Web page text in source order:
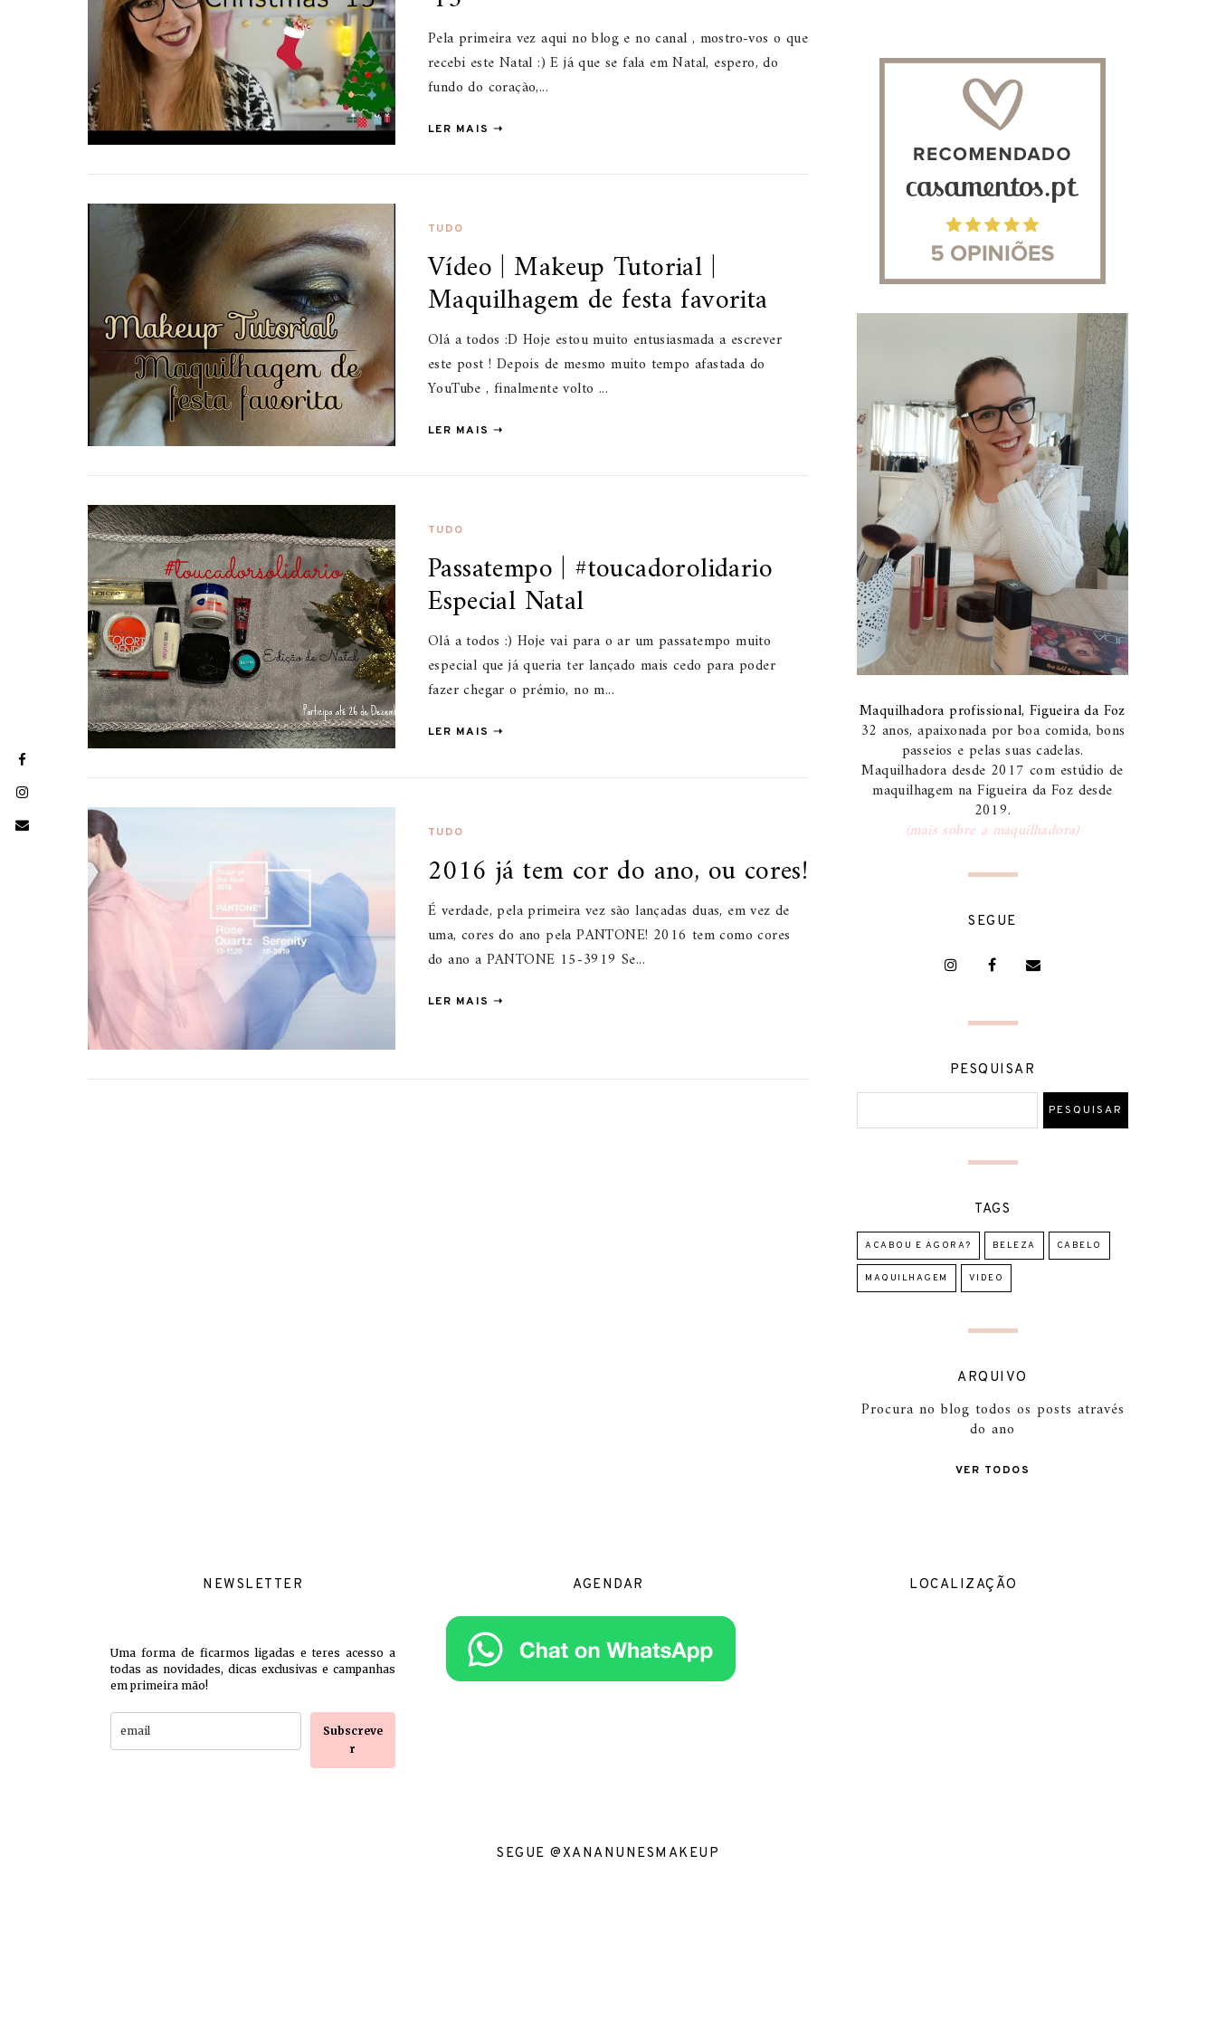
Pela primeira vez aqui no blog e no canal , mostro-vos o que
recebi este Natal :) E já que se fala em Natal, espero, do
fundo do coração,...
LER MAIS ➝
TUDO
Vídeo | Makeup Tutorial |
Maquilhagem de festa favorita
Olá a todos :D Hoje estou muito entusiasmada a escrever
este post ! Depois de mesmo muito tempo afastada do
YouTube , finalmente volto ...
LER MAIS ➝
TUDO
Passatempo | #toucadorolidario
Especial Natal
Olá a todos :) Hoje vai para o ar um passatempo muito
especial que já queria ter lançado mais cedo para poder
fazer chegar o prémio, no m...
LER MAIS ➝
TUDO
2016 já tem cor do ano, ou cores!
É verdade, pela primeira vez são lançadas duas, em vez de
uma, cores do ano pela PANTONE! 2016 tem como cores
do ano a PANTONE 15-3919 Se...
LER MAIS ➝
Maquilhadora profissional, Figueira da Foz
32 anos, apaixonada por boa comida, bons
passeios e pelas suas cadelas.
Maquilhadora desde 2017 com estúdio de
maquilhagem na Figueira da Foz desde
2019.
(mais sobre a maquilhadora)
SEGUE
PESQUISAR
TAGS
ACABOU E AGORA? BELEZA CABELO
MAQUILHAGEM VIDEO
ARQUIVO
Procura no blog todos os posts através
do ano
VER TODOS
NEWSLETTER
Uma forma de ficarmos ligadas e teres acesso a
todas as novidades, dicas exclusivas e campanhas
em primeira mão!
Subscreve
r
AGENDAR LOCALIZAÇÃO
SEGUE @XANANUNESMAKEUP